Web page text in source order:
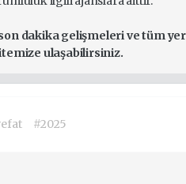
son dakika gelişmeleri ve tüm
ulaşabilirsiniz.
#2025